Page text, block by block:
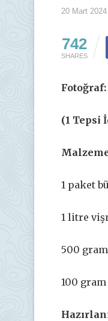
20 Mart 2024
742
SHARES
Fotoğraf:
(1 Tepsi
1 paket
1 litre
500
100